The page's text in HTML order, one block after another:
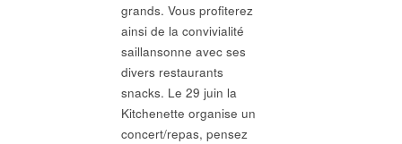
grands. Vous profiterez
ainsi de la convivialité
saillansonne avec ses
divers restaurants
snacks. Le 29 juin la
Kitchenette organise un
concert/repas, pensez